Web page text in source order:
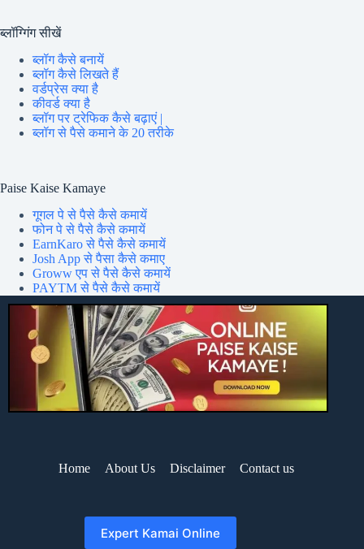
ब्लॉग्गिंग सीखें
ब्लॉग कैसे बनायें
ब्लॉग कैसे लिखते हैं
वर्डप्रेस क्या है
कीवर्ड क्या है
ब्लॉग पर ट्रेफिक कैसे बढ़ाएं |
ब्लॉग से पैसे कमाने के 20 तरीके
Paise Kaise Kamaye
गूगल पे से पैसे कैसे कमायें
फोन पे से पैसे कैसे कमायें
EarnKaro से पैसे कैसे कमायें
Josh App से पैसा कैसे कमाए
Groww एप से पैसे कैसे कमायें
PAYTM से पैसे कैसे कमायें
Home About Us Disclaimer Contact us
Expert Kamai Online